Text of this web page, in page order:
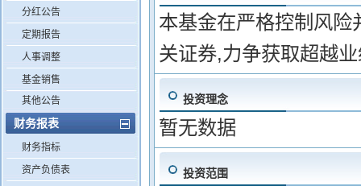
分红公告
定期报告
人事调整
基金销售
其他公告
财务报表
财务指标
资产负债表
本基金在严格控制风
关证券,力争获取超越
投资理念
暂无数据
投资范围